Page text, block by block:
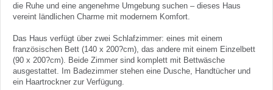
die Ruhe und eine angenehme Umgebung suchen – dieses Haus
vereint ländlichen Charme mit modernem Komfort.
Das Haus verfügt über zwei Schlafzimmer: eines mit einem
französischen Bett (140 x 200?cm), das andere mit einem Einzelbett
(90 x 200?cm). Beide Zimmer sind komplett mit Bettwäsche
ausgestattet. Im Badezimmer stehen eine Dusche, Handtücher und
ein Haartrockner zur Verfügung.